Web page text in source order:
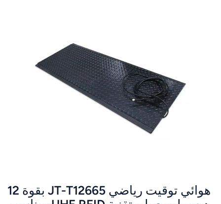
هوائي توقيت رياضي JT-T12665 ​​بقوة 12